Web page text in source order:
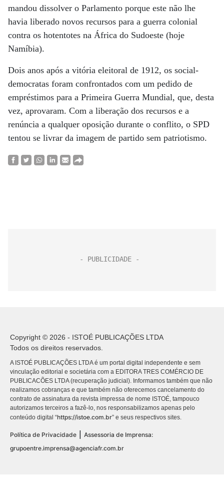
mandou dissolver o Parlamento porque este não lhe
havia liberado novos recursos para a guerra colonial
contra os hotentotes na África do Sudoeste (hoje
Namíbia).
Dois anos após a vitória eleitoral de 1912, os social-
democratas foram confrontados com um pedido de
empréstimos para a Primeira Guerra Mundial, que, desta
vez, aprovaram. Com a liberação dos recursos e a
renúncia a qualquer oposição durante o conflito, o SPD
tentou se livrar da imagem de partido sem patriotismo.
Copyright © 2026 - ISTOÉ PUBLICAÇÕES LTDA
Todos os direitos reservados.
A ISTOÉ PUBLICAÇÕES LTDA é um portal digital independente e sem
vinculação editorial e societária com a EDITORA TRES COMÉRCIO DE
PUBLICACÕES LTDA (recuperação judicial). Informamos também que não
realizamos cobranças e que também não oferecemos cancelamento do
contrato de assinatura da revista impressa de nome ISTOÉ, tampouco
autorizamos terceiros a fazê-lo, nos responsabilizamos apenas pelo
conteúdo digital “https://istoe.com.br” e seus respectivos sites.
Política de Privacidade
Assessoria de Imprensa:
grupoentre.imprensa@agenciafr.com.br